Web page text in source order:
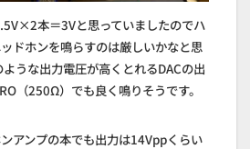
本＝3Vと思っていましたのでハ
ドホンを鳴らすのは厳しいかなと思
うな出力電圧が高くとれるDACの出
（250Ω）でも良く鳴りそうです。
アンプの本でも出力は14Vppくらい